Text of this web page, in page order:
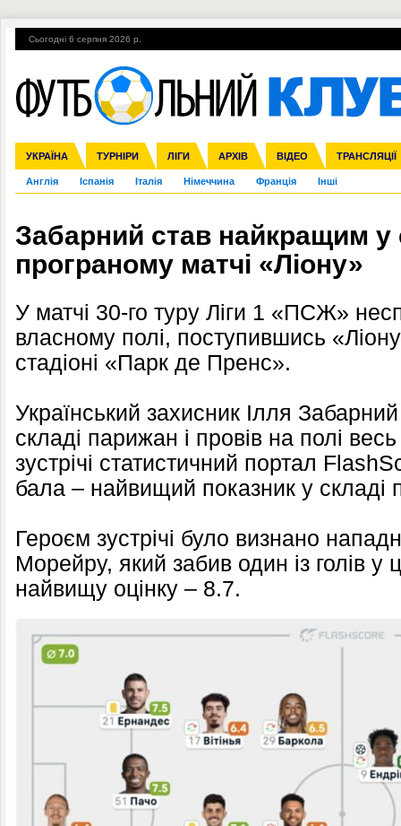
Сьогодні 6 серпня 2026 р.
УКРАЇНА ТУРНІРИ ЛІГИ АРХІВ ВІДЕО ТРАНСЛЯЦІЇ
Збірна Прем'єр-ліга Перша ліга Друга ліга Кубок України
Ліга чемпіонів Ліга Європи Міжнародні Ліга націй Ліга
Англія Іспанія Італія Німеччина Франція Інші
ЧС-2014 ЄВРО-2016 Росія Кубок конфедерацій ЧЄ-2015 (U-
Гарячі теми УПЛ, 1-й тур ВІЙНА УПЛ-ПЕРЕХОДИ
Забарний став найкращим
програному матчі «Ліону»
У матчі 30-го туру Ліги 1 «ПСЖ»
власному полі, поступившись
стадіоні «Парк де Пренс».
Український захисник Ілля
складі парижан і провів на полі
зустрічі статистичний портал
бала – найвищий показник у складі
Героєм зустрічі було визнано
Морейру, який забив один із голів у
найвищу оцінку – 8.7.